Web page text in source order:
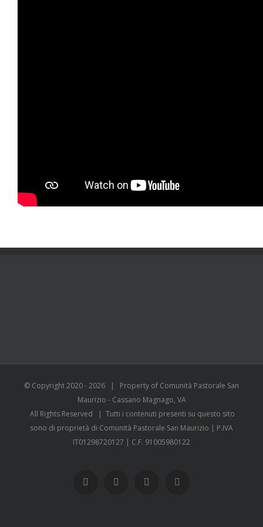
© Copyright 2020 -2026 | Property of Comunità Pastorale San
Maurizio - Cassano Magnago, VA
All Rights Reserved | Tutti i contenuti presenti su questo sito
sono di proprietà di Comunità Pastorale San Maurizio | P.IVA
IT01298720127 | C.F. 91005980122
WhatsAppYouTube Instagram